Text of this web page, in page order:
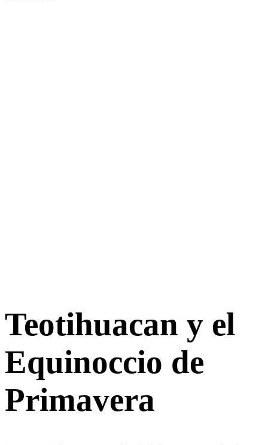
Teotihuacan y el
Equinoccio de
Primavera